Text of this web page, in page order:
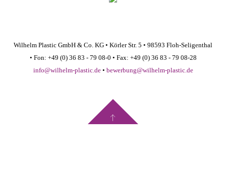
Wilhelm Plastic GmbH & Co. KG • Körler Str. 5 • 98593 Floh-Seligenthal
• Fon: +49 (0) 36 83 - 79 08-0 • Fax: +49 (0) 36 83 - 79 08-28
info@wilhelm-plastic.de• bewerbung@wilhelm-plastic.de